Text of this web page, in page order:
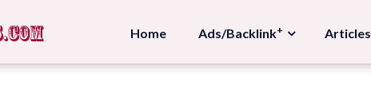
Home Ads/Backlink+ Articles